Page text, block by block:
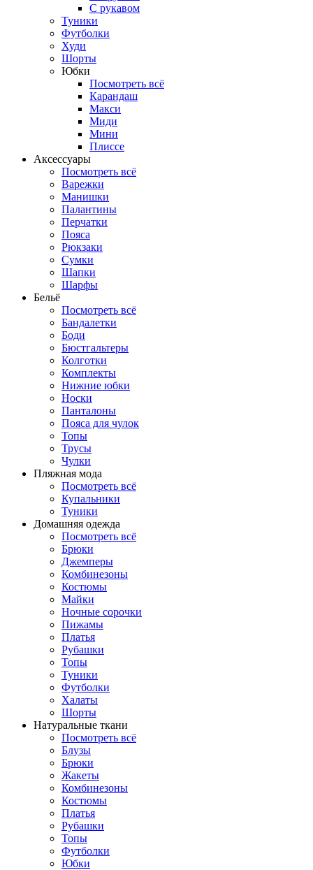
С рукавом
Туники
Футболки
Худи
Шорты
Юбки
Посмотреть всё
Карандаш
Макси
Миди
Мини
Плиссе
Аксессуары
Посмотреть всё
Варежки
Манишки
Палантины
Перчатки
Пояса
Рюкзаки
Сумки
Шапки
Шарфы
Бельё
Посмотреть всё
Бандалетки
Боди
Бюстгальтеры
Колготки
Комплекты
Нижние юбки
Носки
Панталоны
Поясa для чулок
Топы
Трусы
Чулки
Пляжная мода
Посмотреть всё
Купальники
Туники
Домашняя одежда
Посмотреть всё
Брюки
Джемперы
Комбинезоны
Костюмы
Майки
Ночные сорочки
Пижамы
Платья
Рубашки
Топы
Туники
Футболки
Халаты
Шорты
Натуральные ткани
Посмотреть всё
Блузы
Брюки
Жакеты
Комбинезоны
Костюмы
Платья
Рубашки
Топы
Футболки
Юбки